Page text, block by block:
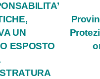
UN
ESPOSTO